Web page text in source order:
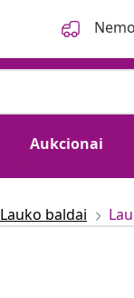
Aukcionai
Lauko baldai